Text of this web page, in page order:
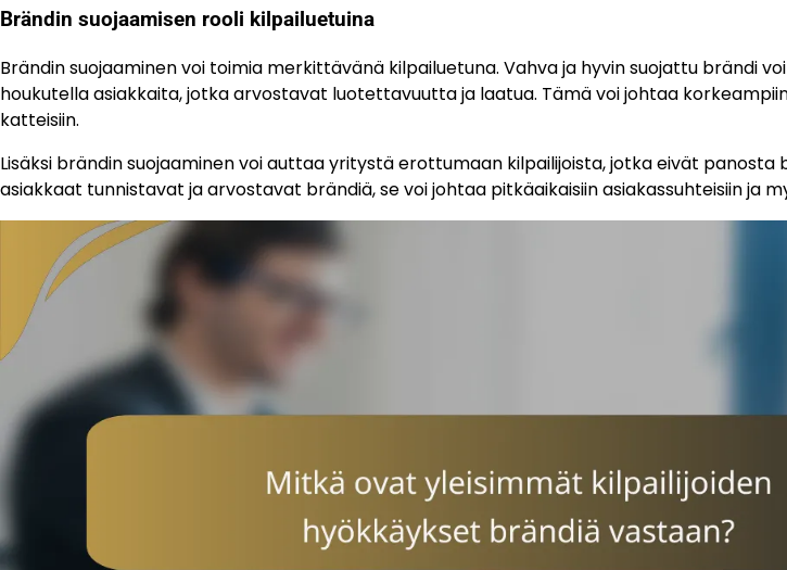
Brändin suojaamisen rooli kilpailuetuina
Brändin suojaaminen voi toimia merkittävänä kilpailuetuna. Vahva ja hyvin suojattu brändi
houkutella asiakkaita, jotka arvostavat luotettavuutta ja laatua. Tämä voi johtaa
katteisiin.
Lisäksi brändin suojaaminen voi auttaa yritystä erottumaan kilpailijoista, jotka eivät panosta
asiakkaat tunnistavat ja arvostavat brändiä, se voi johtaa pitkäaikaisiin asiakassuhteisiin ja